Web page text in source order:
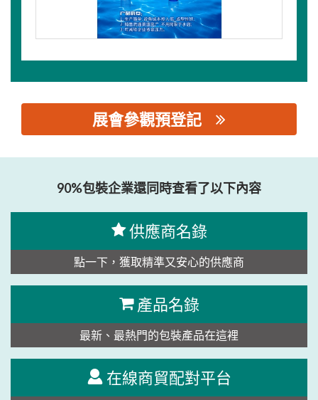
展會參觀預登記
90%包裝企業還同時查看了以下內容
供應商名錄
點一下，獲取精準又安心的供應商
產品名錄
最新、最熱門的包裝產品在這裡
在線商貿配對平台